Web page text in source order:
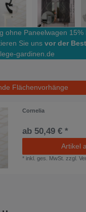
ohne Paneelwagen 15%
Sie uns vor der
gardinen.de
Flächenvorhänge
Cornelia
ab 50,49 € *
Artikel
* inkl. ges. MwSt. zzgl.